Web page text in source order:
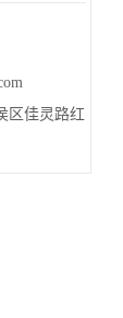
区佳灵路红